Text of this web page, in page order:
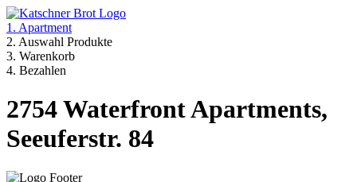
1. Apartment
2. Auswahl Produkte
3. Warenkorb
4. Bezahlen
2754 Waterfront Apartments,
Seeuferstr. 84